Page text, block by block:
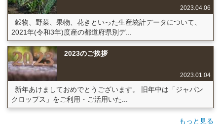
2023.04.06
穀物、野菜、果物、花きといった生産統計データについて、
2021年(令和3年)度産の都道府県別デ...
2023のご挨拶
2023.01.04
新年あけましておめでとうございます。 旧年中は「ジャパン
クロップス」をご利用・ご活用いた...
もっと見る